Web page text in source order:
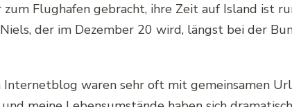
Flughafen gebracht, ihre Zeit auf Island ist
der im Dezember 20 wird, längst bei der
waren sehr oft mit gemeinsamen